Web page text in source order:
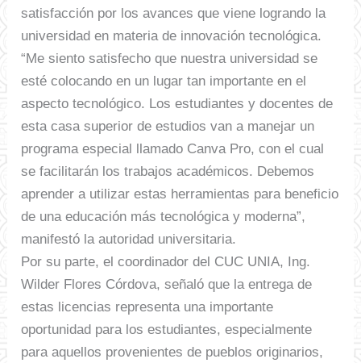
satisfacción por los avances que viene logrando la
universidad en materia de innovación tecnológica.
“Me siento satisfecho que nuestra universidad se
esté colocando en un lugar tan importante en el
aspecto tecnológico. Los estudiantes y docentes de
esta casa superior de estudios van a manejar un
programa especial llamado Canva Pro, con el cual
se facilitarán los trabajos académicos. Debemos
aprender a utilizar estas herramientas para beneficio
de una educación más tecnológica y moderna”,
manifestó la autoridad universitaria.
Por su parte, el coordinador del CUC UNIA, Ing.
Wilder Flores Córdova, señaló que la entrega de
estas licencias representa una importante
oportunidad para los estudiantes, especialmente
para aquellos provenientes de pueblos originarios,